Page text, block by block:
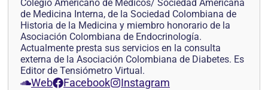
Colegio Americano de Médicos/ Sociedad Americana
de Medicina Interna, de la Sociedad Colombiana de
Historia de la Medicina y miembro honorario de la
Asociación Colombiana de Endocrinología.
Actualmente presta sus servicios en la consulta
externa de la Asociación Colombiana de Diabetes. Es
Editor de Tensiómetro Virtual.
Web Facebook Instagram